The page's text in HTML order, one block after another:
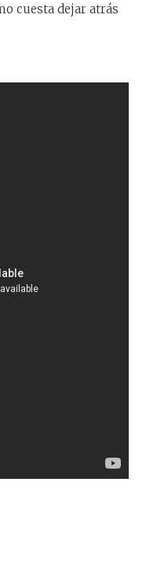
cuesta dejar atrás